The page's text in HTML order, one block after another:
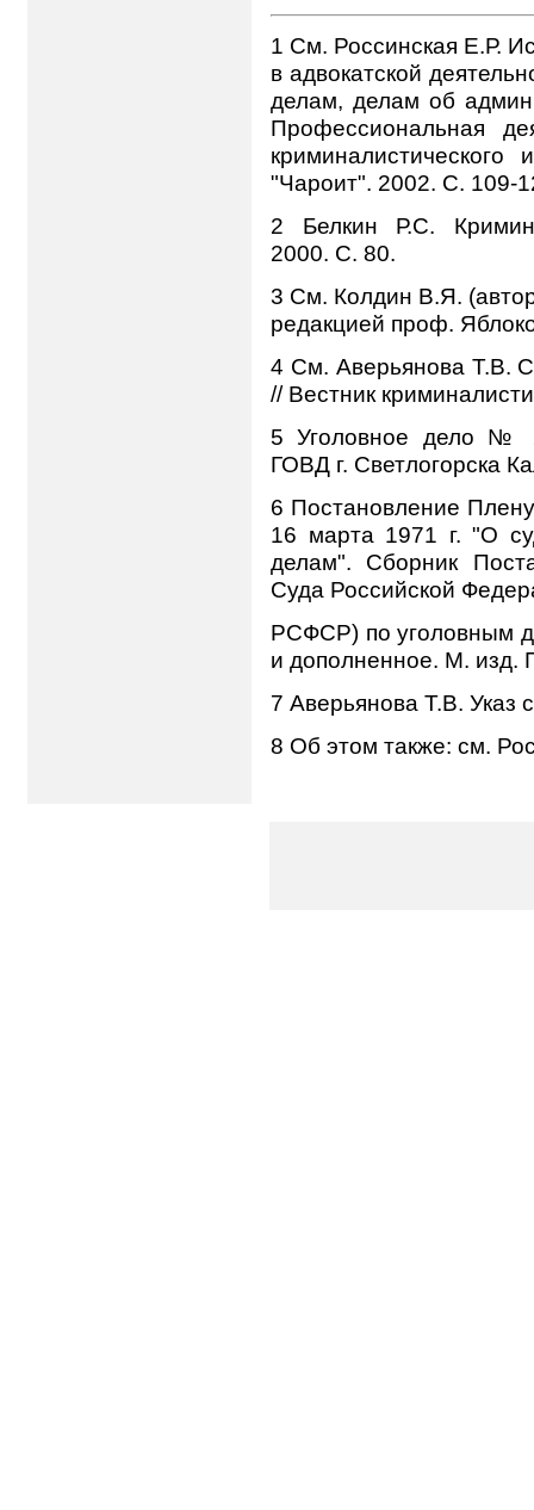
1 См. Россинская Е.Р.
в адвокатской
делам, делам об
Профессиональная
криминалистического
"Чароит". 2002. С. 109-
2 Белкин Р.С.
2000. С. 80.
3 См. Колдин В.Я.
редакцией проф.
4 См. Аверьянова Т.В.
// Вестник
5 Уголовное дело №
ГОВД г. Светлогорска
6 Постановление
16 марта 1971 г. "О
делам". Сборник
Суда Российской
РСФСР) по уголовным
и дополненное. М.
7 Аверьянова Т.В. Указ
8 Об этом также: см.